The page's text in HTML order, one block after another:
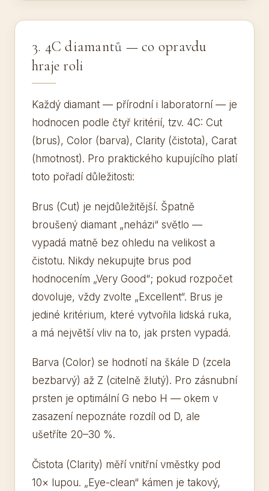
3. 4C diamantů — co opravdu
hraje roli
Každý diamant — přírodní i laboratorní — je
hodnocen podle čtyř kritérií, tzv. 4C: Cut
(brus), Color (barva), Clarity (čistota), Carat
(hmotnost). Pro praktického kupujícího platí
toto pořadí důležitosti:
Brus (Cut) je nejdůležitější. Špatně
broušený diamant „neházi“ světlo —
vypadá matně bez ohledu na velikost a
čistotu. Nikdy nekupujte brus pod
hodnocením „Very Good“; pokud rozpočet
dovoluje, vždy zvolte „Excellent“. Brus je
jediné kritérium, které vytvořila lidská ruka,
a má největší vliv na to, jak prsten vypadá.
Barva (Color) se hodnotí na škále D (zcela
bezbarvý) až Z (citelně žlutý). Pro zásnubní
prsten je optimální G nebo H — okem v
zasazení nepoznáte rozdíl od D, ale
ušetříte 20–30 %.
Čistota (Clarity) měří vnitřní vměstky pod
10× lupou. „Eye-clean“ kámen je takový,